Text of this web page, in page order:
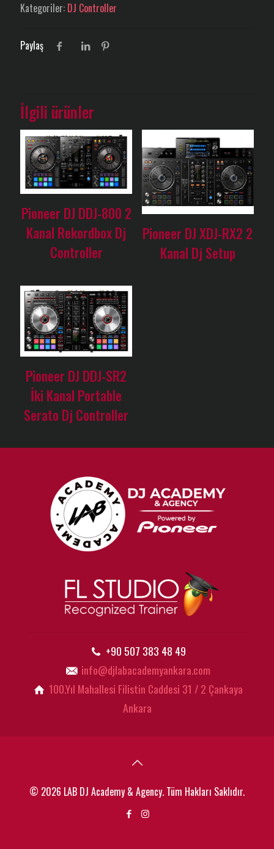
Kategoriler: DJ Controller
Paylaş
İlgili ürünler
Pioneer DJ DDJ-800 2
Kanal Rekordbox Dj
Controller
Pioneer DJ XDJ-RX2 2
Kanal Dj Setup
Pioneer DJ DDJ-SR2
İki Kanal Portable
Serato Dj Controller
+90 507 383 48 49
info@djlabacademyankara.com
100.Yıl Mahallesi Filistin Caddesi 31 / 2 Çankaya
Ankara
© 2026 LAB DJ Academy & Agency. Tüm Hakları Saklıdır.